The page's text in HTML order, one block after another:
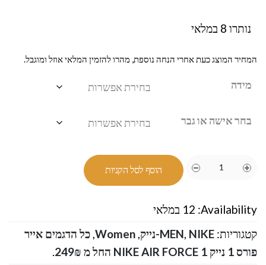
נותרו 8 במלאי
המחיר המוצג כעת אחרי הנחה נוספת, מהרו להזמין המלאי אוזל ומוגבל.
מידה
בחר אישה או גבר
הוסף לסל הקניות
Availability: 12 במלאי
קטגוריות:
MEN, NIKE-נייק ,
Women
,כל הדגמים אייר
פורס 1 נייק NIKE AIR FORCE 1 החל מ 249₪
.